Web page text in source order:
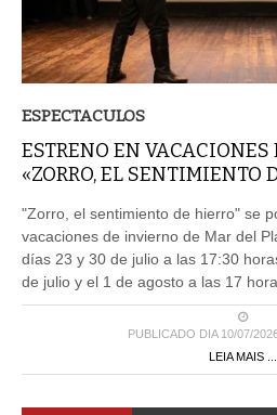
ESPECTACULOS
ESTRENO EN
«ZORRO, EL SENTIMIENTO
"Zorro, el sentimiento de hierro" se
vacaciones de invierno de Mar del
días 23 y 30 de julio a las 17:30
de julio y el 1 de agosto a las 17
PUBLICADO DIA 10/07/
LEIA MAIS ...